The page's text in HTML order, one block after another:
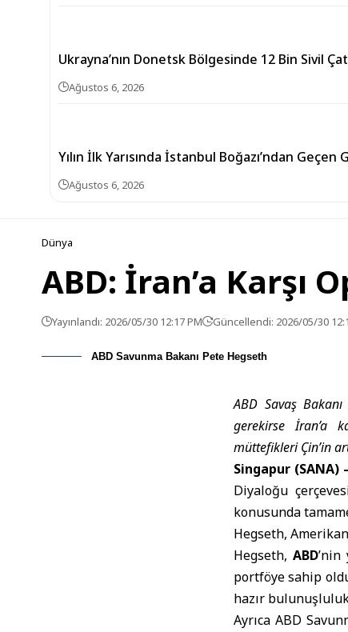
Ukrayna’nın Donetsk Bölgesinde 12 Bin Sivil
Ağustos 6, 2026
Yılın İlk Yarısında İstanbul Boğazı’ndan Geçen
Ağustos 6, 2026
Dünya
ABD: İran’a Karşı
Yayınlandı: 2026/05/30 12:17 PM Güncellendi: 2026/05/30
ABD Savunma Bakanı Pete Hegseth
ABD Savaş
gerekirse İran’a
müttefikleri Çin’in
Singapur (SANA)
Diyaloğu
konusunda
Hegseth,
Hegseth,ABD
portföye sahip
hazır
Ayrıca ABD